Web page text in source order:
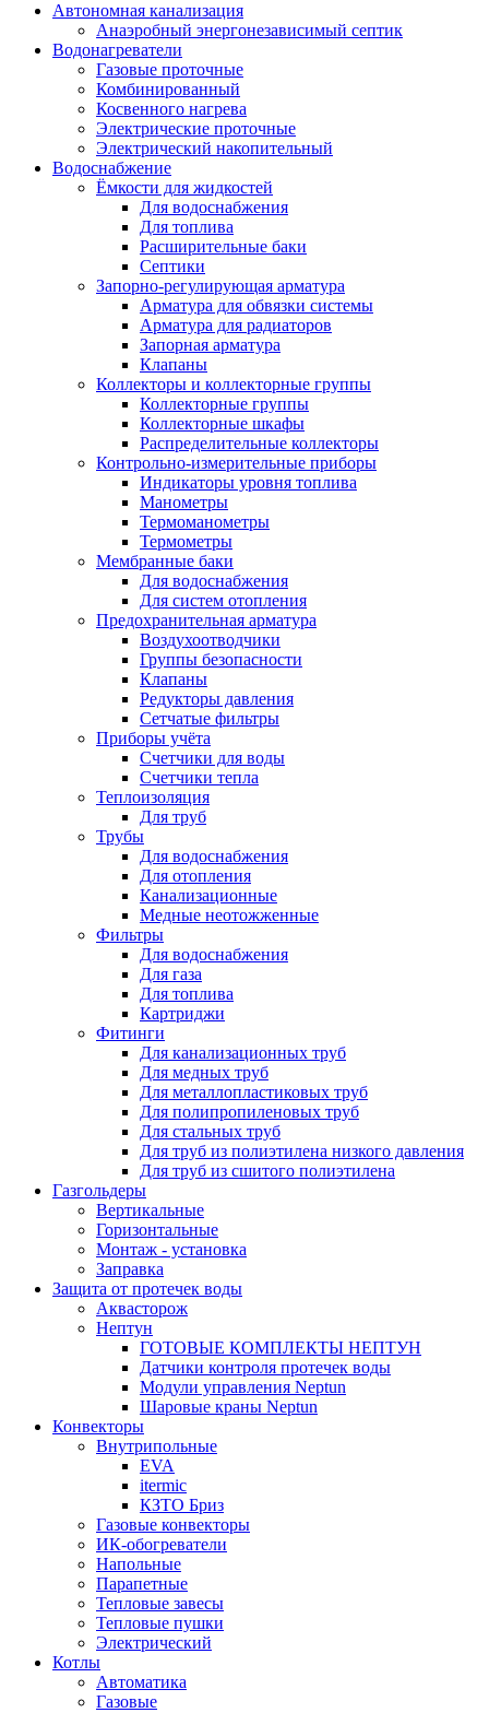
Автономная канализация
Анаэробный энергонезависимый септик
Водонагреватели
Газовые проточные
Комбинированный
Косвенного нагрева
Электрические проточные
Электрический накопительный
Водоснабжение
Ёмкости для жидкостей
Для водоснабжения
Для топлива
Расширительные баки
Септики
Запорно-регулирующая арматура
Арматура для обвязки системы
Арматура для радиаторов
Запорная арматура
Клапаны
Коллекторы и коллекторные группы
Коллекторные группы
Коллекторные шкафы
Распределительные коллекторы
Контрольно-измерительные приборы
Индикаторы уровня топлива
Манометры
Термоманометры
Термометры
Мембранные баки
Для водоснабжения
Для систем отопления
Предохранительная арматура
Воздухоотводчики
Группы безопасности
Клапаны
Редукторы давления
Сетчатые фильтры
Приборы учёта
Счетчики для воды
Счетчики тепла
Теплоизоляция
Для труб
Трубы
Для водоснабжения
Для отопления
Канализационные
Медные неотожженные
Фильтры
Для водоснабжения
Для газа
Для топлива
Картриджи
Фитинги
Для канализационных труб
Для медных труб
Для металлопластиковых труб
Для полипропиленовых труб
Для стальных труб
Для труб из полиэтилена низкого давления
Для труб из сшитого полиэтилена
Газгольдеры
Вертикальные
Горизонтальные
Монтаж - установка
Заправка
Защита от протечек воды
Аквасторож
Нептун
ГОТОВЫЕ КОМПЛЕКТЫ НЕПТУН
Датчики контроля протечек воды
Модули управления Neptun
Шаровые краны Neptun
Конвекторы
Внутрипольные
EVA
itermic
КЗТО Бриз
Газовые конвекторы
ИК-обогреватели
Напольные
Парапетные
Тепловые завесы
Тепловые пушки
Электрический
Котлы
Автоматика
Газовые